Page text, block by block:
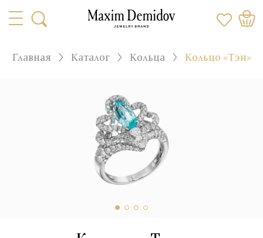
Главная Каталог Кольца Кольцо «Тэн»